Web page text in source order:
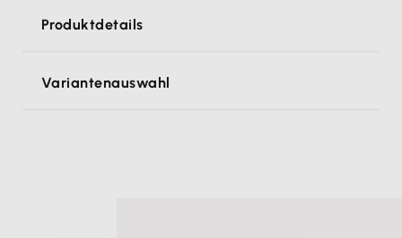
Produktdetails
Variantenauswahl